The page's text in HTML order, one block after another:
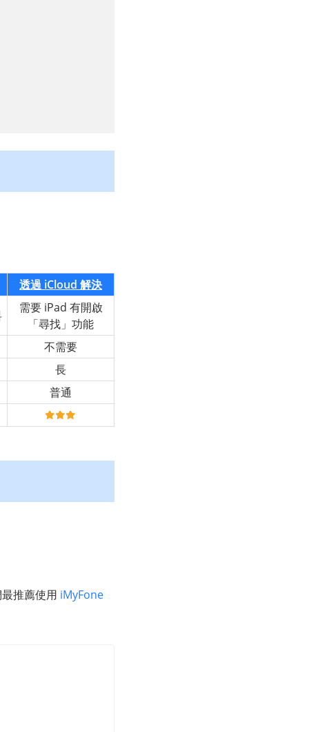
透過 iCloud 解決
需要 iPad 有開啟
「尋找」功能
不需要
長
普通
推薦使用 iMyFone